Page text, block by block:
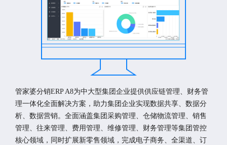
管家婆分销ERP A8为中大型集团企业提供供应链管理、财务管
理一体化全面解决方案，助力集团企业实现数据共享、数据分
析、数据营销。全面涵盖集团采购管理、仓储物流管理、销售
管理、往来管理、费用管理、维修管理、财务管理等集团管控
核心领域，同时扩展新零售领域，完成电子商务、全渠道、订